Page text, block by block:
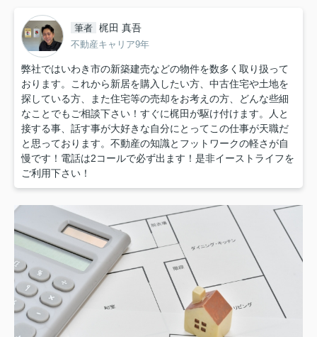
筆者 梶田 真吾
不動産キャリア9年
弊社ではいわき市の新築建売などの物件を数多く取り扱って
おります。これから新居を購入したい方、中古住宅や土地を
探している方、また住宅等の売却をお考えの方、どんな些細
なことでもご相談下さい！すぐに梶田が駆け付けます。人と
接する事、話す事が大好きな自分にとってこの仕事が天職だ
と思っております。不動産の知識とフットワークの軽さが自
慢です！電話は2コールで必ず出ます！是非イーストライフを
ご利用下さい！